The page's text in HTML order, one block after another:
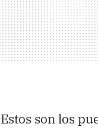
Estos son los